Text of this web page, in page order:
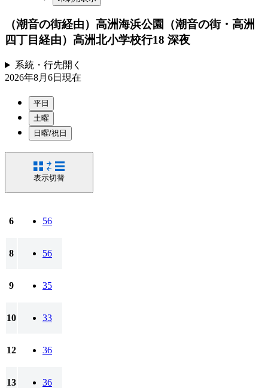
（潮音の街経由）高洲海浜公園（潮音の街・高洲
四丁目経由）高洲北小学校行18 深夜
系統・行先開く
2026年8月6日 現在
平日
土曜
日曜/祝日
表示切替
6 56
8 56
9 35
10 33
12 36
13 36